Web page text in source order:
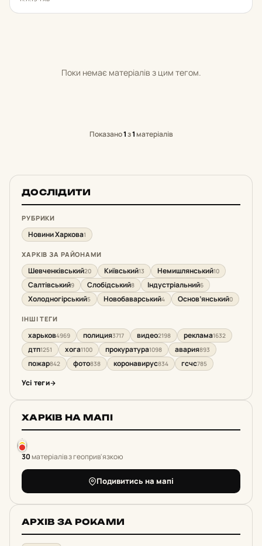
Поки немає матеріалів з цим тегом.
Показано1з1матеріалів
ДОСЛІДИТИ
РУБРИКИ
Новини Харкова1
ХАРКІВ ЗА РАЙОНАМИ
Шевченківський20 Київський13 Немишлянський10
Салтівський9 Слобідський8 Індустріальний6
Холодногірський5 Новобаварський4 Основ’янський0
ІНШІ ТЕГИ
харьков4969 полиция3717 видео2198 реклама1632
дтп1251 хога1100 прокуратура1098 авария893
пожар842 фото838 коронавирус834 гсчс785
Усі теги
ХАРКІВ НА МАПІ
30матеріалів з геоприв'язкою
Подивитись на мапі
АРХІВ ЗА РОКАМИ